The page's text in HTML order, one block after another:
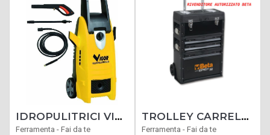
IDROPULITRICI VIGOR-PRO CIAVAL WATT 1600 PORTATA MAX LT. 360/ORA 90BAR
Ferramenta - Fai da te
TROLLEY CARRELLO BETA C43 CASSETTIERA TRASPORTABILE PORTAUTENSILI 3 MODULI
Ferramenta - Fai da te